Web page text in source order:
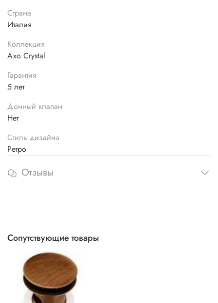
Страна
Италия
Коллекция
Axo Crystal
Гарантия
5 лет
Донный клапан
Нет
Стиль дизайна
Ретро
Отзывы
Сопутствующие товары